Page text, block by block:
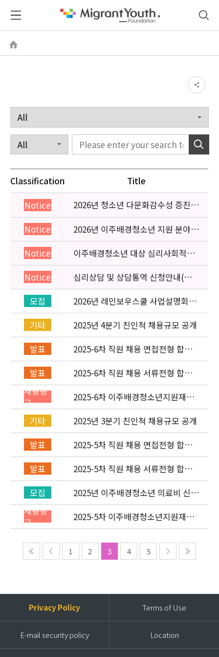
Classification Title
Notice
2026년 청소년 다문화감수성 증진
프로그램 「다가감」신청기관 안내
Notice
2026년 이주배경청소년 지원 분야
종사자 역량강화 교육 일정 안내
Notice
이주배경청소년 대상 심리사회적응
검사 연수동영상 개편 안내
Notice
심리상담 및 상담통역 신청안내(의뢰
서첨부)
모집
2026년 레인보우스쿨 사업설명회(온
라인) 안내
기타
2025년 4분기 친인척 채용규모 공개
발표
2025-6차 직원 채용 면접전형 합격
자 발표 및 적격심사 안내
발표
2025-6차 직원 채용 서류전형 합격
자 발표 및 면접전형 안내
채용공
고
2025-6차 이주배경청소년지원재단
직원(기획운영실) 채용공고
(~11/16)
기타
2025년 3분기 친인척 채용규모 공개
발표
2025-5차 직원 채용 면접전형 합격
자 발표 및 적격심사 안내
발표
2025-5차 직원 채용 서류전형 합격
자 발표 및 면접전형 안내
모집
2025년 이주배경청소년 의료비 신청
(3차) 안내
채용공
고
2025-5차 이주배경청소년지원재단
직원(개발협력부) 채용공고 (~9/14)
1 2 3 4 5
Privacy Policy Terms of Use
E-mail security policy Location